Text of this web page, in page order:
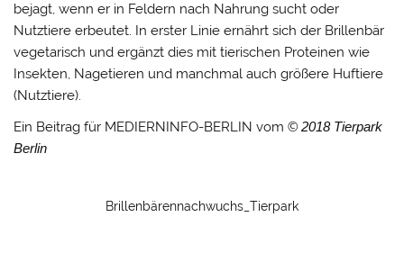
bejagt, wenn er in Feldern nach Nahrung sucht oder
Nutztiere erbeutet. In erster Linie ernährt sich der Brillenbär
vegetarisch und ergänzt dies mit tierischen Proteinen wie
Insekten, Nagetieren und manchmal auch größere Huftiere
(Nutztiere).
Ein Beitrag für MEDIERNINFO-BERLIN vom© 2018 Tierpark
Berlin
Brillenbärennachwuchs_Tierpark